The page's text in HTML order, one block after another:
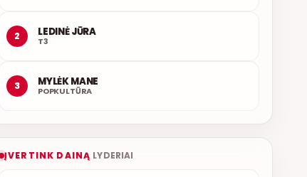
2 LEDINĖ JŪRA
T3
3 MYLĖK MANE
POPKULTŪRA
ĮVERTINK DAINĄ LYDERIAI